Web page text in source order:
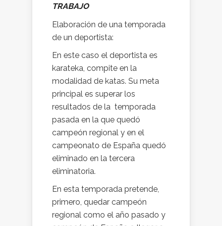
TRABAJO
Elaboración de una temporada
de un deportista:
En este caso el deportista es
karateka, compite en la
modalidad de katas. Su meta
principal es superar los
resultados de la temporada
pasada en la que quedó
campeón regional y en el
campeonato de España quedó
eliminado en la tercera
eliminatoria.
En esta temporada pretende,
primero, quedar campeón
regional como el año pasado y